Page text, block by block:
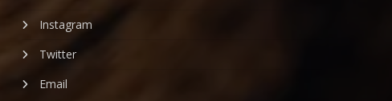
Instagram
Twitter
Email